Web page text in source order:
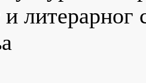
литерарног